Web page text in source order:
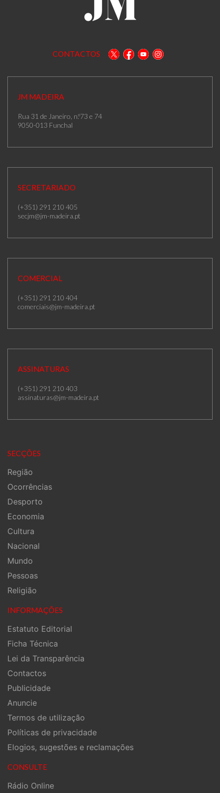
CONTACTOS
JM MADEIRA
Rua 31 de Janeiro, n.º73 e 74
9050-013 Funchal
SECRETARIADO
(+351) 291 210 405
secjm@jm-madeira.pt
COMERCIAL
(+351) 291 210 404
comerciais@jm-madeira.pt
ASSINATURAS
(+351) 291 210 403
assinaturas@jm-madeira.pt
SECÇÕES
Região
Ocorrências
Desporto
Economia
Cultura
Nacional
Mundo
Pessoas
Religião
INFORMAÇÕES
Estatuto Editorial
Ficha Técnica
Lei da Transparência
Contactos
Publicidade
Anuncie
Termos de utilização
Políticas de privacidade
Elogios, sugestões e reclamações
CONSULTE
Rádio Online